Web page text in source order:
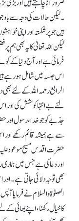
ضرور آنا چاہتے ہیں اور
۔لیکن حالات کی وجہ سے
ہیں جو پرشکستہ اور اپنی
لیکن اللہ تعالیٰ کا یہ بھی
فرمائی ہے اور آج دنیا کے
اس جلسہ میں شامل ہورہے
الرابع رحمہ اللہ کے لئے
لئے بے انتہا کوشش کی اور
جذبے کو جو خدا، رسول اور
سے ہے ہمیشہ قائم رکھے اور
حضرت اقدس مسیح موعود
اور دعا کی ہے جس میں ہماری
بھی توجہ دلائی جاتی ہے۔
الصلوٰۃ والسلام نے فرمایا
کا خیال رکھنا،اپنے بھائی